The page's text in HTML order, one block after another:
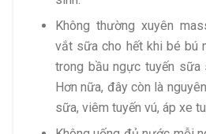
Không thường xuyên
vắt sữa cho hết khi bé bú
trong bầu ngực tuyến
Hơn nữa, đây còn là
sữa, viêm tuyến vú, áp xe